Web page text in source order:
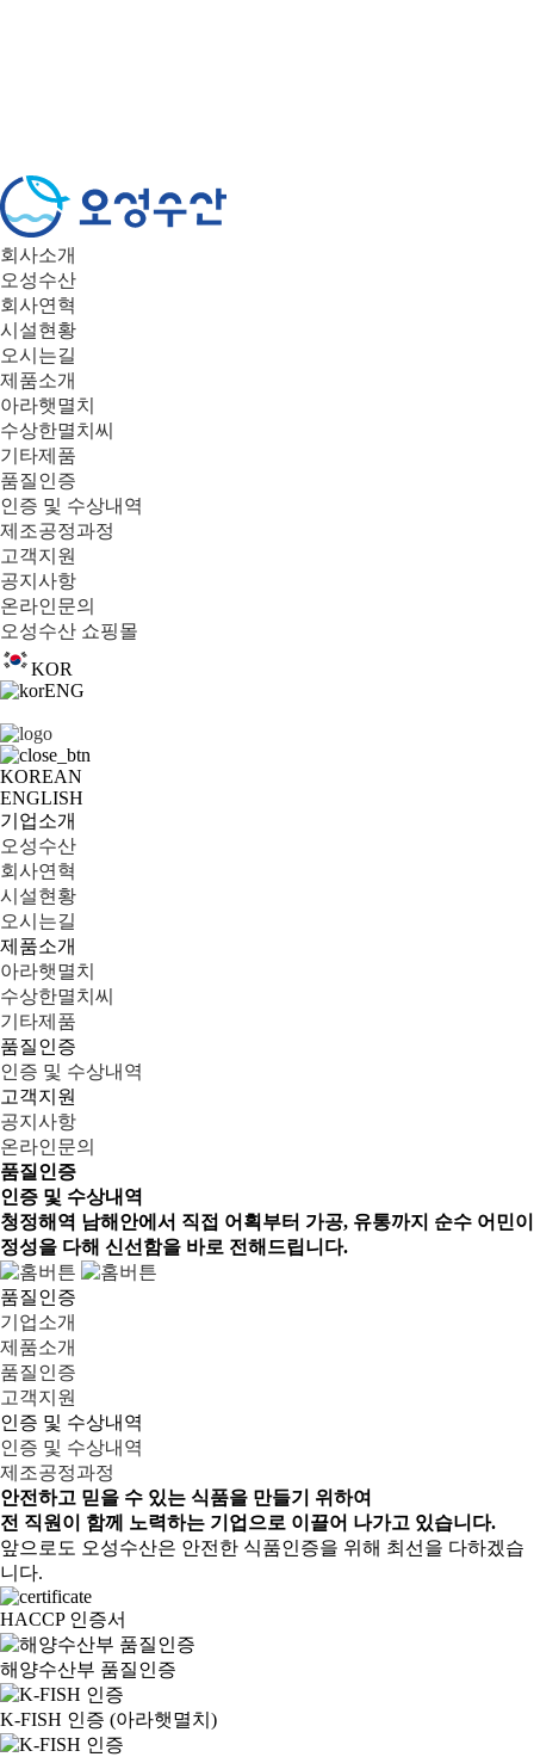
회사소개
오성수산
회사연혁
시설현황
오시는길
제품소개
아라햇멸치
수상한멸치씨
기타제품
품질인증
인증 및 수상내역
제조공정과정
고객지원
공지사항
온라인문의
오성수산 쇼핑몰
KOR
ENG
KOREAN
ENGLISH
기업소개
오성수산
회사연혁
시설현황
오시는길
제품소개
아라햇멸치
수상한멸치씨
기타제품
품질인증
인증 및 수상내역
고객지원
공지사항
온라인문의
품질인증
인증 및 수상내역
청정해역 남해안에서 직접 어획부터 가공, 유통까지 순수 어민이
정성을 다해 신선함을 바로 전해드립니다.
품질인증
기업소개
제품소개
품질인증
고객지원
인증 및 수상내역
인증 및 수상내역
제조공정과정
안전하고 믿을 수 있는 식품을 만들기 위하여
전 직원이 함께 노력하는 기업으로 이끌어 나가고 있습니다.
앞으로도 오성수산은 안전한 식품인증을 위해 최선을 다하겠습
니다.
HACCP 인증서
해양수산부 품질인증
K-FISH 인증 (아라햇멸치)